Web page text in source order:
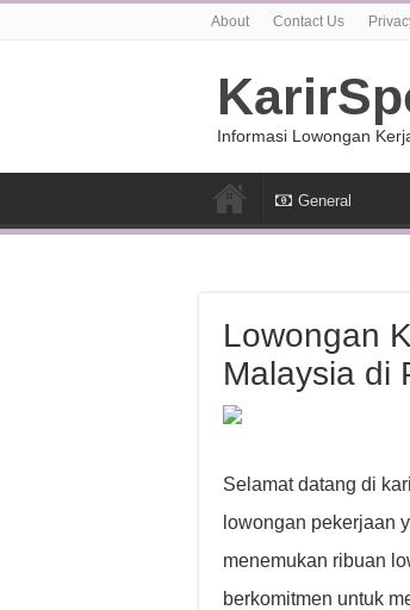
About Contact Us
Informasi Lowongan
General
Lowongan
Malaysia di
Selamat datang di
lowongan pekerjaan
menemukan ribuan
berkomitmen untuk